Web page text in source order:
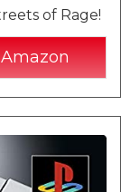
of Rage!